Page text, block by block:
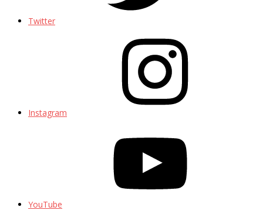
Twitter
Instagram
YouTube